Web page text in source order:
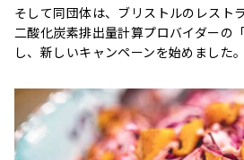
そして同団体は、ブリストルのレスト
二酸化炭素排出量計算プロバイダーの
し、新しいキャンペーンを始めました。